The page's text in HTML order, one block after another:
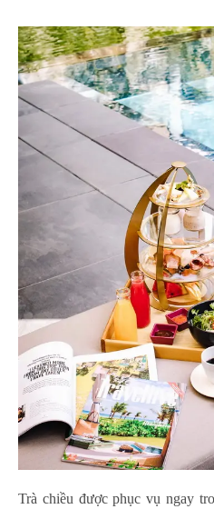
Trà chiều được phục vụ ngay